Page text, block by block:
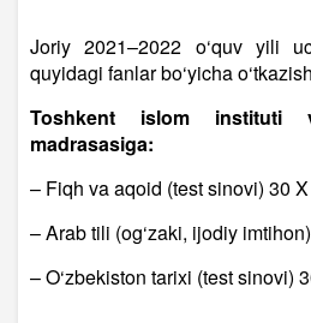
Joriy 2021–2022 o‘quv yili
quyidagi fanlar bo‘yicha
Toshkent islom
madrasasiga:
– Fiqh va aqoid (test sinovi) 30
– Arab tili (og‘zaki, ijodiy
– O‘zbekiston tarixi (test sinovi)